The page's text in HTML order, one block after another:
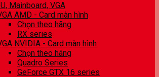
Mainboard, VGA
AMD - Card màn hình
Chọn theo hãng
RX series
NVIDIA - Card màn hình
Chọn theo hãng
Quadro Series
GeForce GTX 16 series